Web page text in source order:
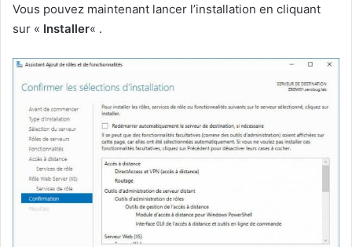
Vous pouvez maintenant lancer l’installation en cliquant
sur « Installer« .